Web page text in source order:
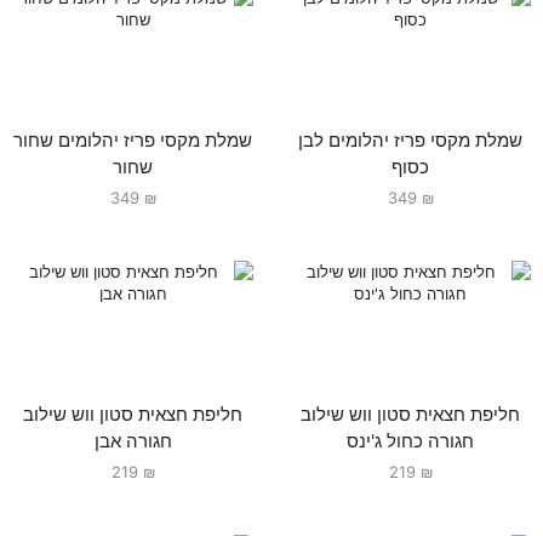
שמלת מקסי פריז יהלומים לבן
כסוף
349 ₪
שמלת מקסי פריז יהלומים שחור
שחור
349 ₪
חליפת חצאית סטון ווש שילוב
חגורה כחול ג'ינס
219 ₪
חליפת חצאית סטון ווש שילוב
חגורה אבן
219 ₪